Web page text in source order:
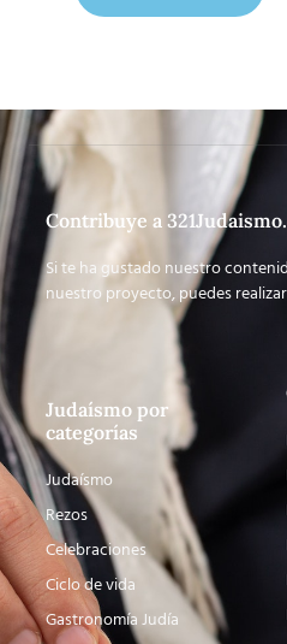
Contribuye a
Si te ha gustado nuestro
nuestro proyecto, puedes
Judaísmo por
categorías
Judaísmo
Rezos
Celebraciones
Ciclo de vida
Gastronomía Judía